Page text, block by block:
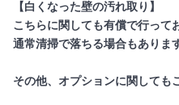
【白くなった壁の汚れ取り】
こちらに関しても有償で行って
通常清掃で落ちる場合もありま
その他、オプションに関しても